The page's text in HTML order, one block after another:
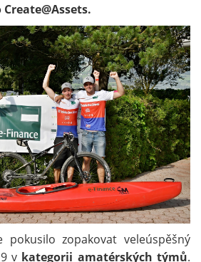
zopakovat veleúspěšný
v kategorii amatérských týmů.